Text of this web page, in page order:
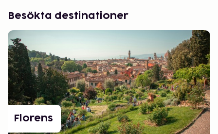
Besökta destinationer
Florens